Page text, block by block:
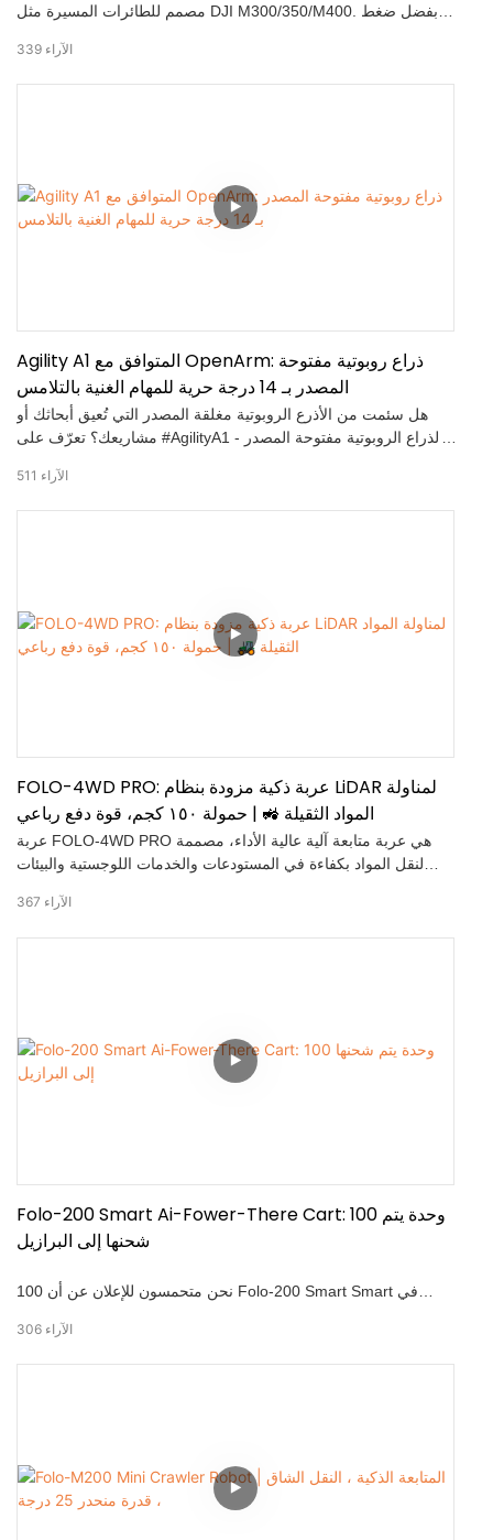
مصمم للطائرات المسيرة مثل DJI M300/350/M400. بفضل ضغط
النظام العمل اليدوي الخطير على ارتفاعات عالية بتنظيف سريع وآمن
ودقيق باستخدام الطائرات المسيرة.
339 الآراء
Agility A1 المتوافق مع OpenArm: ذراع روبوتية مفتوحة
المصدر بـ 14 درجة حرية للمهام الغنية بالتلامس
هل سئمت من الأذرع الروبوتية مغلقة المصدر التي تُعيق أبحاثك أو
مشاريعك؟ تعرّف على #AgilityA1 - الذراع الروبوتية مفتوحة المصدر
اتصالًا قويًا! ✅ مواصفات أساسية مهمة: 7 درجات حرية لكل ذراع (14
درجة حرية إجمالاً) لحركة بارعة تُشبه حركة الإنسان، زمن انتقال
511 الآراء
FOLO-4WD PRO: عربة ذكية مزودة بنظام LiDAR لمناولة
المواد الثقيلة 🚜 | حمولة ١٥٠ كجم، قوة دفع رباعي
عربة FOLO-4WD PRO هي عربة متابعة آلية عالية الأداء، مصممة
لنقل المواد بكفاءة في المستودعات والخدمات اللوجستية والبيئات
يضمن تشغيلًا سلسًا وثابتًا وآمنًا. بفضل مسافة المتابعة القابلة للتعديل،
والتحكم عن بُعد، وسعة التحميل البالغة 150 كجم، صُممت هذه العربة
367 الآراء
Folo-200 Smart Ai-Fower-There Cart: 100 وحدة يتم
شحنها إلى البرازيل
نحن متحمسون للإعلان عن أن 100 Folo-200 Smart Smart في
حلول الأتمتة المتقدمة لدينا. FOLO-200 عبارة عن عربة شحن شاقة
قادرة على حمل ما يصل إلى 100 كيلوجرام بسهولة. من خلال اتباع
306 الآراء